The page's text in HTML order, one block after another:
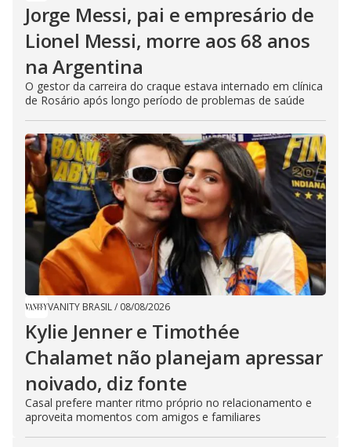
Jorge Messi, pai e empresário de
Lionel Messi, morre aos 68 anos
na Argentina
O gestor da carreira do craque estava internado em clínica
de Rosário após longo período de problemas de saúde
VANITY BRASIL/ 08/08/2026
Kylie Jenner e Timothée
Chalamet não planejam apressar
noivado, diz fonte
Casal prefere manter ritmo próprio no relacionamento e
aproveita momentos com amigos e familiares